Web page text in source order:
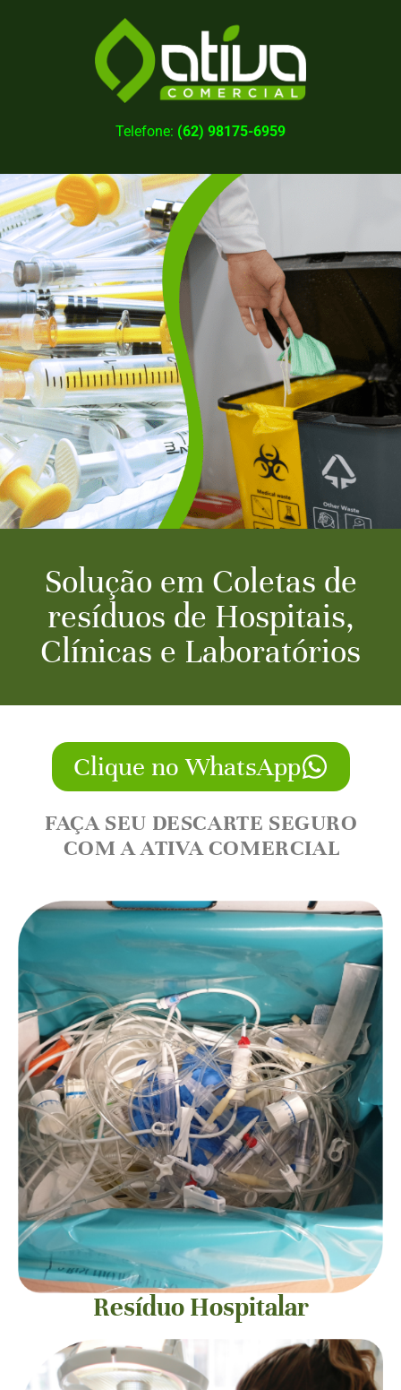
Telefone: (62) 98175-6959
Solução em Coletas de
resíduos de Hospitais,
Clínicas e Laboratórios
Clique no WhatsApp
FAÇA SEU DESCARTE SEGURO
COM A ATIVA COMERCIAL
Resíduo Hospitalar